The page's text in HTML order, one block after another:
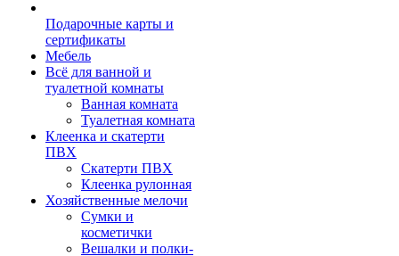
Подарочные карты и
сертификаты
Мебель
Всё для ванной и
туалетной комнаты
Ванная комната
Туалетная комната
Клеенка и скатерти
ПВХ
Скатерти ПВХ
Клеенка рулонная
Хозяйственные мелочи
Сумки и
косметички
Вешалки и полки-